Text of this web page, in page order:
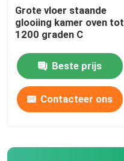
Grote vloer staande
glooiing kamer oven tot
1200 graden C
Beste prijs
Contacteer ons